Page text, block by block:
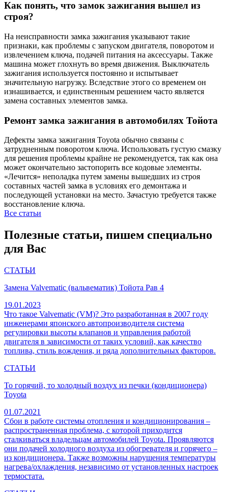
Как понять, что замок зажигания вышел из
строя?
На неисправности замка зажигания указывают такие
признаки, как проблемы с запуском двигателя, поворотом и
извлечением ключа, подачей питания на аксессуары. Также
машина может глохнуть во время движения. Выключатель
зажигания используется постоянно и испытывает
значительную нагрузку. Вследствие этого со временем он
изнашивается, и единственным решением часто является
замена составных элементов замка.
Ремонт замка зажигания в автомобилях Тойота
Дефекты замка зажигания Toyota обычно связаны с
затрудненным поворотом ключа. Использовать густую смазку
для решения проблемы крайне не рекомендуется, так как она
может окончательно застопорить все кодовые элементы.
«Лечится» неполадка путем замены вышедших из строя
составных частей замка в условиях его демонтажа и
последующей установки на место. Зачастую требуется также
восстановление ключа.
Все статьи
Полезные статьи, пишем специально
для Вас
СТАТЬИ
Замена Valvematic (вальвематик) Тойота Рав 4
19.01.2023
Что такое Valvematic (VM)? Это разработанная в 2007 году
инженерами японского автопроизводителя система
регулировки высоты клапанов и управления работой
двигателя в зависимости от таких условий, как качество
топлива, стиль вождения, и ряда дополнительных факторов.
СТАТЬИ
То горячий, то холодный воздух из печки (кондиционера)
Toyota
01.07.2021
Сбои в работе системы отопления и кондиционирования –
распространенная проблема, с которой приходится
сталкиваться владельцам автомобилей Toyota. Проявляются
они подачей холодного воздуха из обогревателя и горячего –
из кондиционера. Также возможны нарушения температуры
нагрева/охлаждения, независимо от установленных настроек
термостата.